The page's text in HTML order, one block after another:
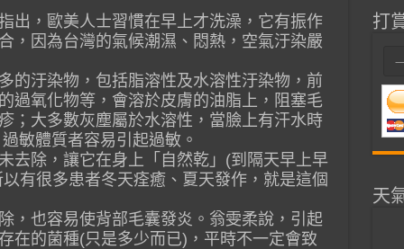
出，歐美人士習慣在早上才洗澡，它有振作
，因為台灣的氣候潮濕、悶熱，空氣汙染嚴
的汙染物，包括脂溶性及水溶性汙染物，前
過氧化物等，會溶於皮膚的油脂上，阻塞毛
；大多數灰塵屬於水溶性，當臉上有汗水時
敏體質者容易引起過敏。
去除，讓它在身上「自然乾」(到隔天早上早
有很多患者冬天痊癒、夏天發作，就是這個
，也容易使背部毛囊發炎。翁雯柔說，引起
在的菌種(只是多少而已)，平時不一定會致
打
天